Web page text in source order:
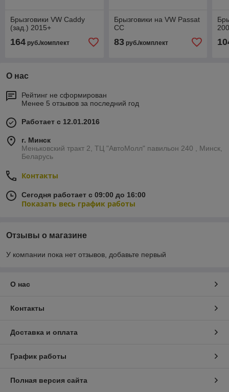
Брызговики VW Caddy
(зад.) 2015+
164 руб./комплект
Брызговики на VW Passat
СС
83руб./комплект
О нас
Рейтинг не сформирован
Менее 5 отзывов за последний год
Работает с 12.01.2016
г. Минск
Меньковский тракт 2, ТЦ "АвтоМолл" павильон 240 , Минск,
Беларусь
Контакты
Сегодня работает с 09:00 до 16:00
Показать весь график работы
Отзывы о магазине
У компании пока нет отзывов, добавьте первый
О нас
Контакты
Доставка и оплата
График работы
Полная версия сайта